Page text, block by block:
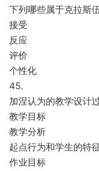
下列哪些属于克拉斯
接受
反应
评价
个性化
45.
加涅认为的教学设计
教学目标
教学分析
起点行为和学生的特
作业目标